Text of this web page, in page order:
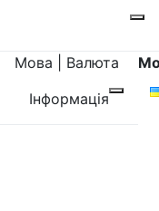
Мова | Валюта
Інформація